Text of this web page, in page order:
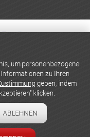
um personenbezogene
zu Ihren
geben, indem
klicken.
ABLEHNEN